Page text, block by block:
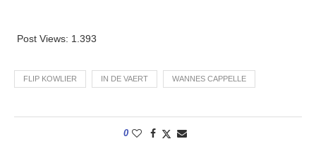
Post Views: 1.393
FLIP KOWLIER IN DE VAERT WANNES CAPPELLE
0